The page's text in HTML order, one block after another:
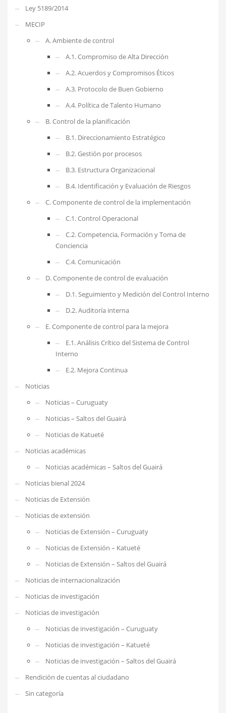
Ley 5189/2014
MECIP
A. Ambiente de control
A.1. Compromiso de Alta Dirección
A.2. Acuerdos y Compromisos Éticos
A.3. Protocolo de Buen Gobierno
A.4. Política de Talento Humano
B. Control de la planificación
B.1. Direccionamiento Estratégico
B.2. Gestión por procesos
B.3. Estructura Organizacional
B.4. Identificación y Evaluación de Riesgos
C. Componente de control de la implementación
C.1. Control Operacional
C.2. Competencia, Formación y Toma de
Conciencia
C.4. Comunicación
D. Componente de control de evaluación
D.1. Seguimiento y Medición del Control Interno
D.2. Auditoría interna
E. Componente de control para la mejora
E.1. Análisis Crítico del Sistema de Control
Interno
E.2. Mejora Continua
Noticias
Noticias – Curuguaty
Noticias – Saltos del Guairá
Noticias de Katueté
Noticias académicas
Noticias académicas – Saltos del Guairá
Noticias bienal 2024
Noticias de Extensión
Noticias de extensión
Noticias de Extensión – Curuguaty
Noticias de Extensión – Katueté
Noticias de Extensión – Saltos del Guairá
Noticias de internacionalización
Noticias de investigación
Noticias de investigación
Noticias de investigación – Curuguaty
Noticias de investigación – Katueté
Noticias de investigación – Saltos del Guairá
Rendición de cuentas al ciudadano
Sin categoría